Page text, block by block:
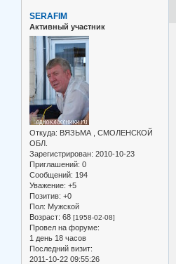
SERAFIM
Активный участник
Откуда: ВЯЗЬМА , СМОЛЕНСКОЙ
ОБЛ.
Зарегистрирован: 2010-10-23
Приглашений: 0
Сообщений: 194
Уважение: +5
Позитив: +0
Пол: Мужской
Возраст: 68 [1958-02-08]
Провел на форуме:
1 день 18 часов
Последний визит:
2011-10-22 09:55:26